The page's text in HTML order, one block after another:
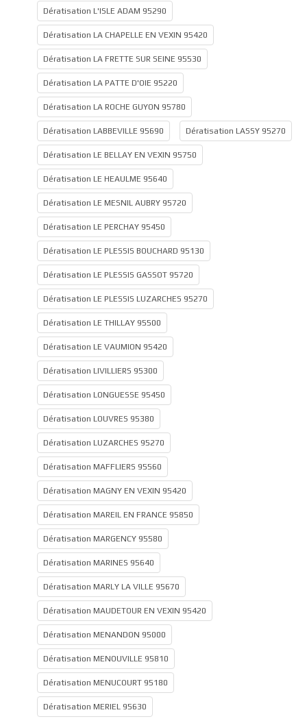
Dératisation L'ISLE ADAM 95290
Dératisation LA CHAPELLE EN VEXIN 95420
Dératisation LA FRETTE SUR SEINE 95530
Dératisation LA PATTE D'OIE 95220
Dératisation LA ROCHE GUYON 95780
Dératisation LABBEVILLE 95690 Dératisation LASSY 95270
Dératisation LE BELLAY EN VEXIN 95750
Dératisation LE HEAULME 95640
Dératisation LE MESNIL AUBRY 95720
Dératisation LE PERCHAY 95450
Dératisation LE PLESSIS BOUCHARD 95130
Dératisation LE PLESSIS GASSOT 95720
Dératisation LE PLESSIS LUZARCHES 95270
Dératisation LE THILLAY 95500
Dératisation LE VAUMION 95420
Dératisation LIVILLIERS 95300
Dératisation LONGUESSE 95450
Dératisation LOUVRES 95380
Dératisation LUZARCHES 95270
Dératisation MAFFLIERS 95560
Dératisation MAGNY EN VEXIN 95420
Dératisation MAREIL EN FRANCE 95850
Dératisation MARGENCY 95580
Dératisation MARINES 95640
Dératisation MARLY LA VILLE 95670
Dératisation MAUDETOUR EN VEXIN 95420
Dératisation MENANDON 95000
Dératisation MENOUVILLE 95810
Dératisation MENUCOURT 95180
Dératisation MERIEL 95630